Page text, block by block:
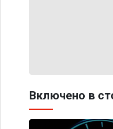
Включено в